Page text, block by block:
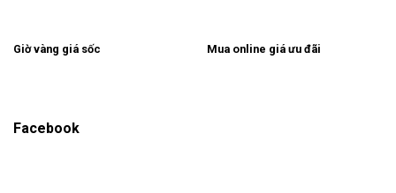
Giờ vàng giá sốc Mua online giá ưu đãi
Facebook